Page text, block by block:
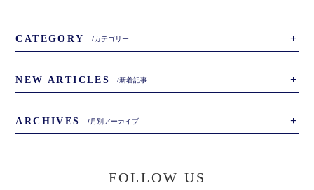
CATEGORY /カテゴリー +
NEW ARTICLES /新着記事 +
ARCHIVES /月別アーカイブ +
FOLLOW US